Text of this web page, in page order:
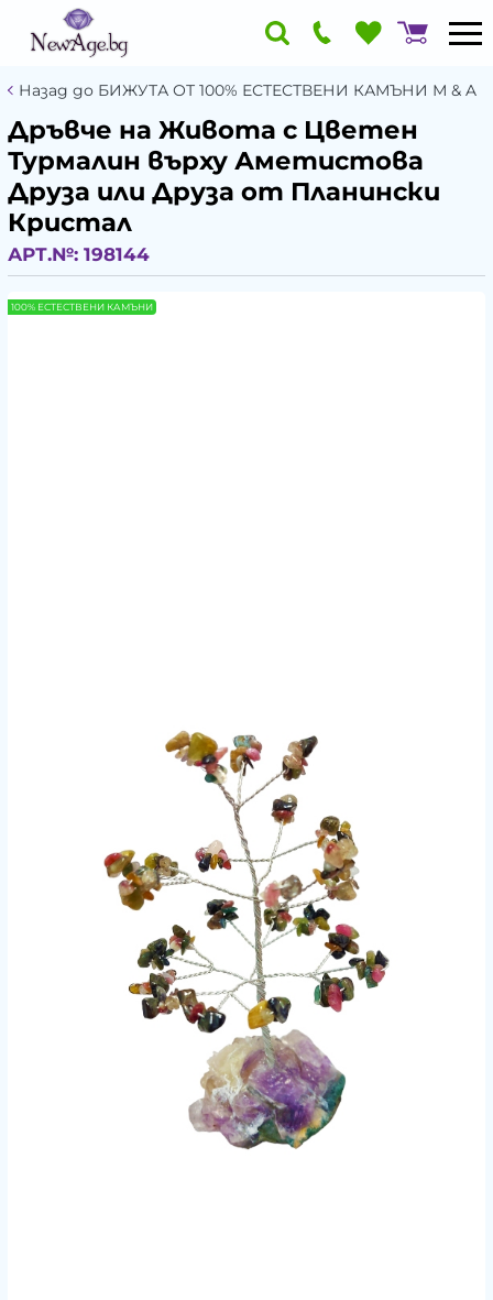
Назад до БИЖУТА ОТ 100% ЕСТЕСТВЕНИ КАМЪНИ М & A
Дръвче на Живота с Цветен
Турмалин върху Аметистова
Друза или Друза от Планински
Кристал
АРТ.№: 198144
100% ЕСТЕСТВЕНИ КАМЪНИ